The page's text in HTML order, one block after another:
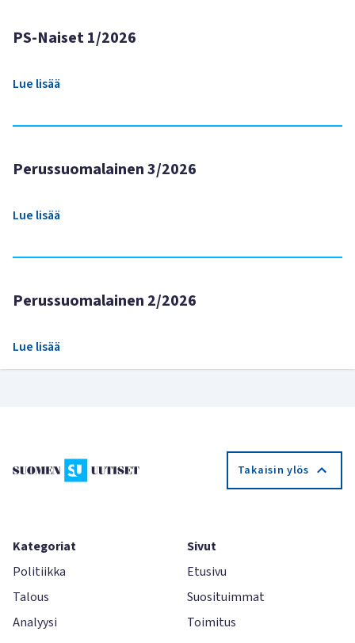
PS-Naiset 1/2026
Lue lisää
Perussuomalainen 3/2026
Lue lisää
Perussuomalainen 2/2026
Lue lisää
Takaisin ylös
Kategoriat
Politiikka
Talous
Analyysi
Sivut
Etusivu
Suosituimmat
Toimitus